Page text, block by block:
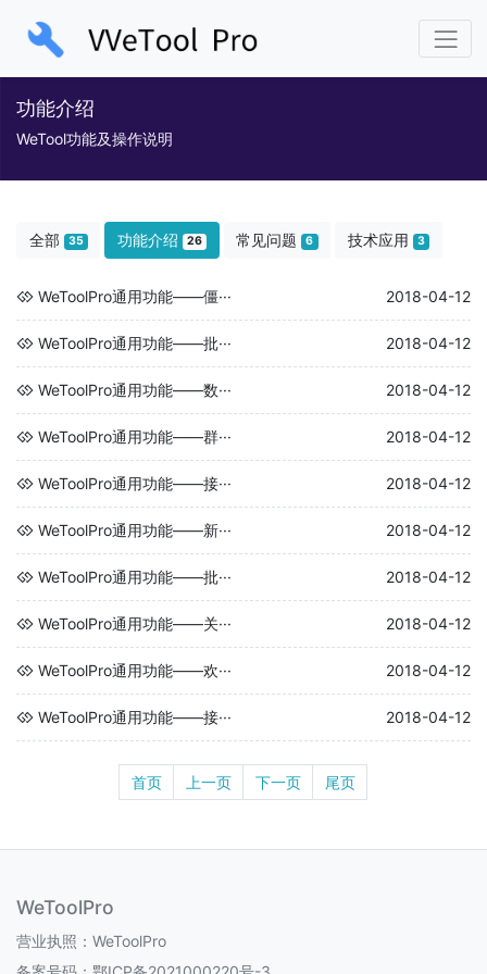
功能介绍
WeTool功能及操作说明
全部 35 功能介绍 26 常见问题 6 技术应用 3
WeToolPro通用功能——僵··· 2018-04-12
WeToolPro通用功能——批··· 2018-04-12
WeToolPro通用功能——数··· 2018-04-12
WeToolPro通用功能——群··· 2018-04-12
WeToolPro通用功能——接··· 2018-04-12
WeToolPro通用功能——新··· 2018-04-12
WeToolPro通用功能——批··· 2018-04-12
WeToolPro通用功能——关··· 2018-04-12
WeToolPro通用功能——欢··· 2018-04-12
WeToolPro通用功能——接··· 2018-04-12
首页 上一页 下一页 尾页
WeToolPro
营业执照：WeToolPro